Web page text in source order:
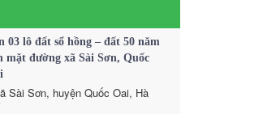
03 lô đất sổ hồng – đất 50 năm
mặt đường xã Sài Sơn, Quốc
Sài Sơn, huyện Quốc Oai, Hà